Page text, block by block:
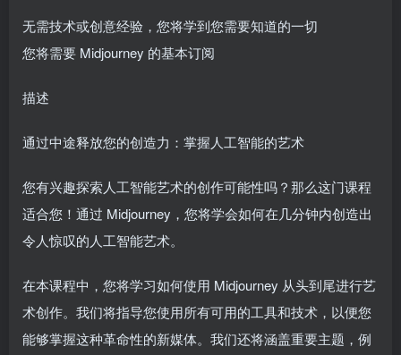
无需技术或创意经验，您将学到您需要知道的一切
您将需要 Midjourney 的基本订阅
描述
通过中途释放您的创造力：掌握人工智能的艺术
您有兴趣探索人工智能艺术的创作可能性吗？那么这门课程
适合您！通过 Midjourney，您将学会如何在几分钟内创造出
令人惊叹的人工智能艺术。
在本课程中，您将学习如何使用 Midjourney 从头到尾进行艺
术创作。我们将指导您使用所有可用的工具和技术，以便您
能够掌握这种革命性的新媒体。我们还将涵盖重要主题，例